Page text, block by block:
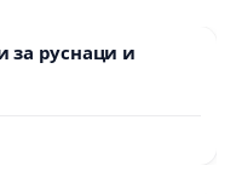
за руснаци и